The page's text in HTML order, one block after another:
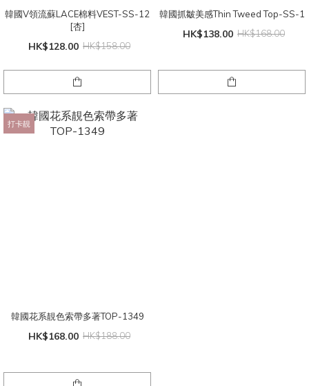
韓國V領流蘇LACE棉料VEST-SS-12
[杏]
HK$128.00 HK$158.00
韓國抓皺美感Thin Tweed Top-SS-1
HK$138.00 HK$168.00
打卡靚
韓國花系靚色索帶多著TOP-1349
HK$168.00 HK$188.00